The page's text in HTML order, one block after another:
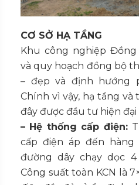
CƠ SỞ HẠ TẦNG
Khu công nghiệp Đồng
và quy hoạch đồng bộ
– đẹp và định hướng
Chính vì vậy, hạ tầng và
đây được đầu tư hiện đại
– Hệ thống cấp điện:
cấp điện áp đến
đường dây chạy dọc
Công suất toàn KCN là